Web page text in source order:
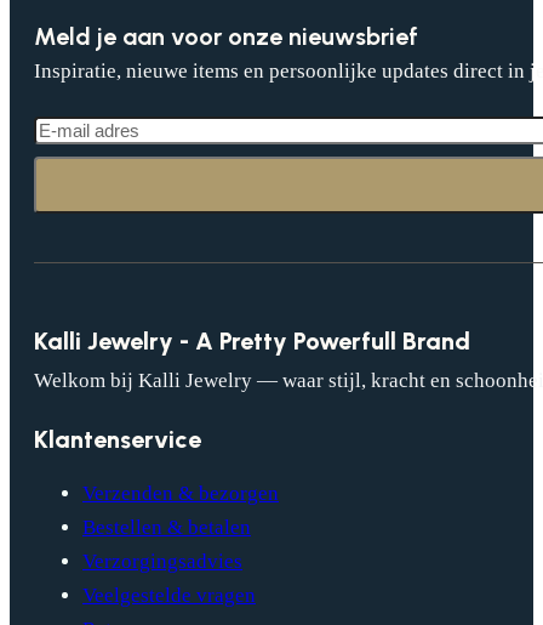
Meld je aan voor onze nieuwsbrief
Inspiratie, nieuwe items en persoonlijke updates direct in
Kalli Jewelry - A Pretty Powerfull Brand
Welkom bij Kalli Jewelry — waar stijl, kracht en
Klantenservice
Verzenden & bezorgen
Bestellen & betalen
Verzorgingsadvies
Veelgestelde vragen